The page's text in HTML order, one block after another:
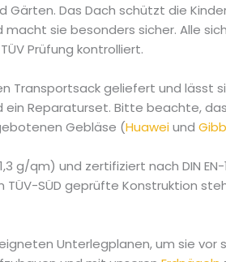
Das Dach schützt die
sie besonders sicher. Alle
Prüfung kontrolliert.
Transportsack geliefert und lässt
ein Reparaturset. Bitte beachte,
Gebläse (Huaweiund
g/qm) und zertifiziert nach DIN
SÜD geprüfte Konstruktion
Unterlegplanen, um sie